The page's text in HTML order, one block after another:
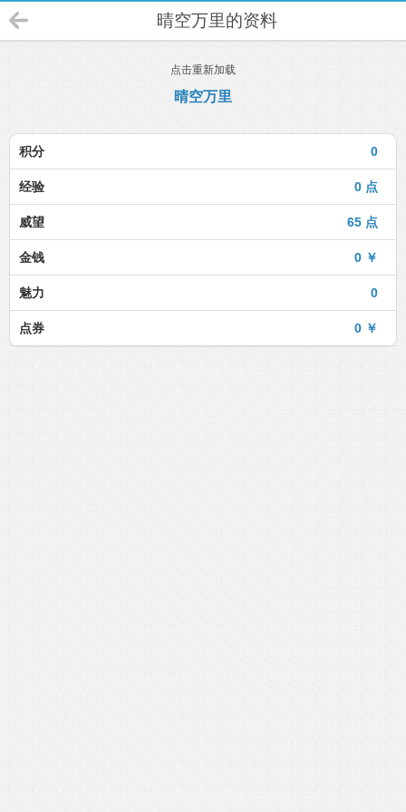
晴空万里的资料
点击重新加载
晴空万里
0
积分
0 点
经验
65 点
威望
0 ￥
金钱
0
魅力
0 ￥
点券